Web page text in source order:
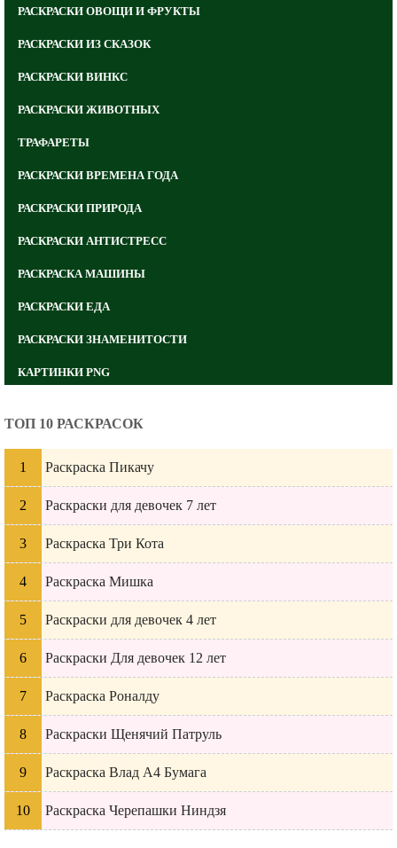
РАСКРАСКИ ОВОЩИ И ФРУКТЫ
РАСКРАСКИ ИЗ СКАЗОК
РАСКРАСКИ ВИНКС
РАСКРАСКИ ЖИВОТНЫХ
ТРАФАРЕТЫ
РАСКРАСКИ ВРЕМЕНА ГОДА
РАСКРАСКИ ПРИРОДА
РАСКРАСКИ АНТИСТРЕСС
РАСКРАСКА МАШИНЫ
РАСКРАСКИ ЕДА
РАСКРАСКИ ЗНАМЕНИТОСТИ
КАРТИНКИ PNG
ТОП 10 РАСКРАСОК
Раскраска Пикачу
Раскраски для девочек 7 лет
Раскраска Три Кота
Раскраска Мишка
Раскраски для девочек 4 лет
Раскраски Для девочек 12 лет
Раскраска Роналду
Раскраски Щенячий Патруль
Раскраска Влад А4 Бумага
Раскраска Черепашки Ниндзя